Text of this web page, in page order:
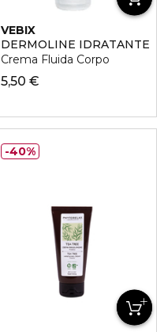
VEBIX
DERMOLINE IDRATANTE
Crema Fluida Corpo
5,50 €
40%